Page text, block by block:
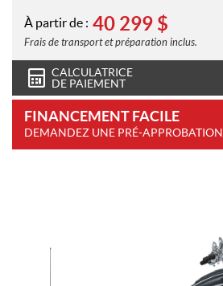
À partir de : 40 299 $
Frais de transport et préparation inclus.
CALCULATRICE
DE PAIEMENT
FINANCEMENT FACILE
DEMANDEZ UNE PRÉ-APPROBATION